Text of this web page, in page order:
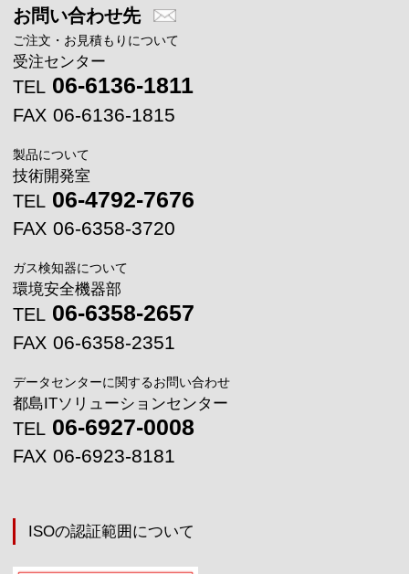
お問い合わせ先
ご注文・お見積もりについて
受注センター
TEL 06-6136-1811
FAX 06-6136-1815
製品について
技術開発室
TEL 06-4792-7676
FAX 06-6358-3720
ガス検知器について
環境安全機器部
TEL 06-6358-2657
FAX 06-6358-2351
データセンターに関するお問い合わせ
都島ITソリューションセンター
TEL 06-6927-0008
FAX 06-6923-8181
ISOの認証範囲について